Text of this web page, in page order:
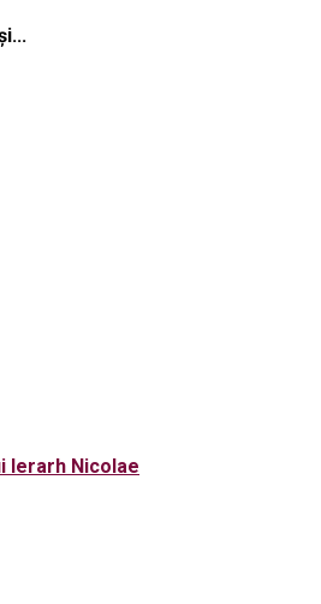
Ierarh Nicolae